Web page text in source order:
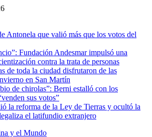
Antonela que valió más que los votos del
Fundación Andesmar impulsó una
contra la trata de personas
de toda la ciudad disfrutaron de las
en San Martín
de chirolas”: Berni estalló con los
sus votos”
la reforma de la Ley de Tierras y ocultó la
el latifundio extranjero